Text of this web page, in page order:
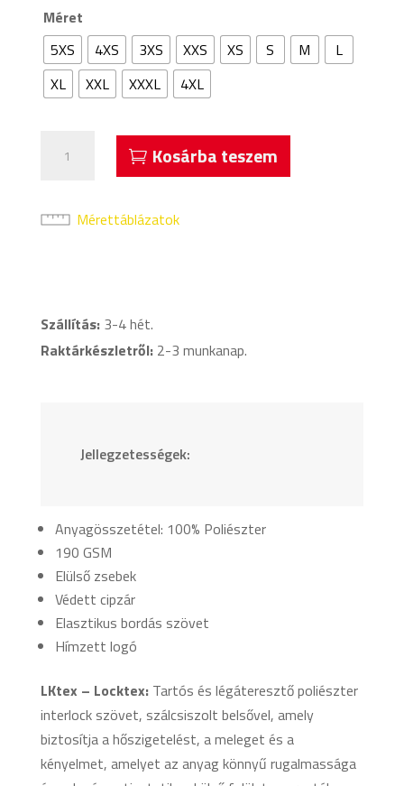
Méret
5XS
4XS 3XS XXS XS S M
L
XL
XXL XXXL 4XL
Kemari
Melegítőfelső
Kosárba teszem
Mérettáblázatok
Szállítás:3-4 hét.
Raktárkészletről:2-3 munkanap.
Jellegzetességek:
Anyagösszetétel: 100% Poliészter
190 GSM
Elülső zsebek
Védett cipzár
Elasztikus bordás szövet
Hímzett logó
LKtex – Locktex:Tartós és légáteresztő poliészter
interlock szövet, szálcsiszolt belsővel, amely
biztosítja a hőszigetelést, a meleget és a
kényelmet, amelyet az anyag könnyű rugalmassága